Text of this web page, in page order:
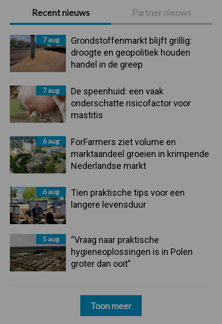
Primaire
Sidebar
Recent nieuws Partner nieuws
7 aug
Grondstoffenmarkt blijft grillig:
droogte en geopolitiek houden
handel in de greep
7 aug
De speenhuid: een vaak
onderschatte risicofactor voor
mastitis
6 aug
ForFarmers ziet volume en
marktaandeel groeien in krimpende
Nederlandse markt
6 aug
Tien praktische tips voor een
langere levensduur
5 aug
“Vraag naar praktische
hygieneoplossingen is in Polen
groter dan ooit”
Toon meer